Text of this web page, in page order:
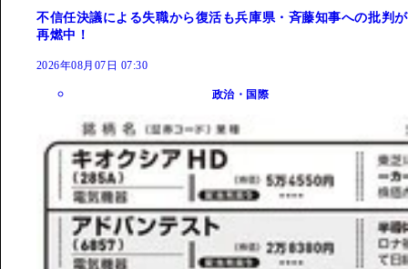
不信任決議による失職から復活も兵庫県・斉藤知事への批判が
再燃中！
2026年08月07日 07:30
政治・国際